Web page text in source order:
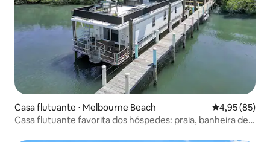
Casa flutuante ⋅ Melbourne Beach 4,95 de uma
4,95 (85)
Casa flutuante favorita dos hóspedes: praia, banheira de